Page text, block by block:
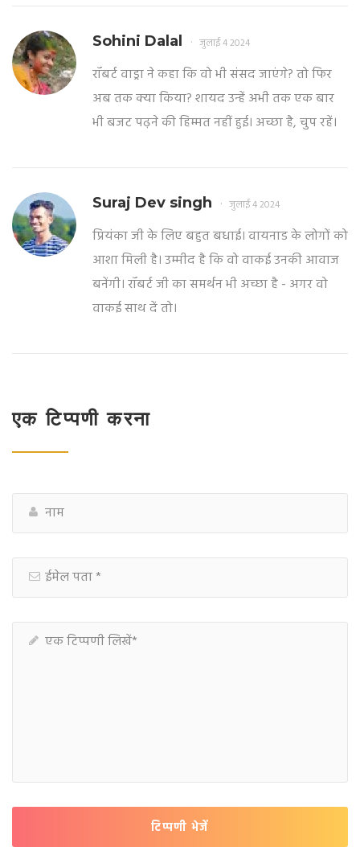
Sohini Dalal जुलाई 4 2024
रॉबर्ट वाड्रा ने कहा कि वो भी संसद जाएंगे? तो फिर
अब तक क्या किया? शायद उन्हें अभी तक एक बार
भी बजट पढ़ने की हिम्मत नहीं हुई। अच्छा है, चुप रहें।
Suraj Dev singh जुलाई 4 2024
प्रियंका जी के लिए बहुत बधाई। वायनाड के लोगों को
आशा मिली है। उम्मीद है कि वो वाकई उनकी आवाज
बनेंगी। रॉबर्ट जी का समर्थन भी अच्छा है - अगर वो
वाकई साथ दें तो।
एक टिप्पणी करना
टिप्पणी भेजें